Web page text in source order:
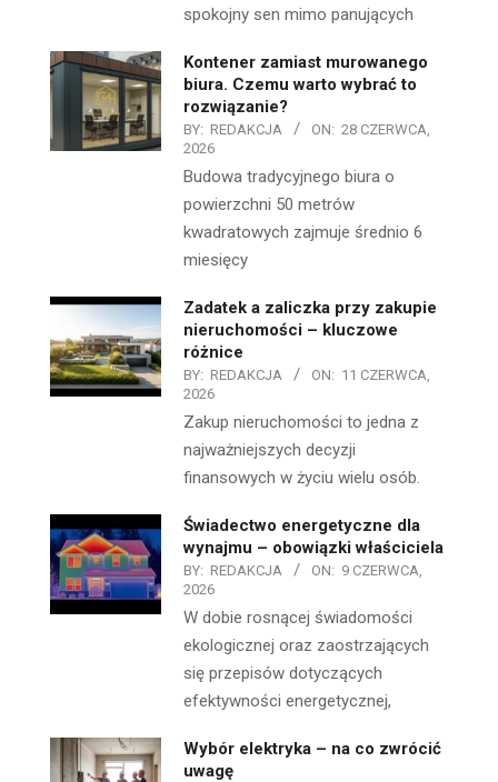
spokojny sen mimo panujących
Kontener zamiast murowanego
biura. Czemu warto wybrać to
rozwiązanie?
BY: REDAKCJA ON: 28 CZERWCA,
2026
Budowa tradycyjnego biura o
powierzchni 50 metrów
kwadratowych zajmuje średnio 6
miesięcy
Zadatek a zaliczka przy zakupie
nieruchomości – kluczowe
różnice
BY: REDAKCJA ON: 11 CZERWCA,
2026
Zakup nieruchomości to jedna z
najważniejszych decyzji
finansowych w życiu wielu osób.
Świadectwo energetyczne dla
wynajmu – obowiązki właściciela
BY: REDAKCJA ON: 9 CZERWCA,
2026
W dobie rosnącej świadomości
ekologicznej oraz zaostrzających
się przepisów dotyczących
efektywności energetycznej,
Wybór elektryka – na co zwrócić
uwagę